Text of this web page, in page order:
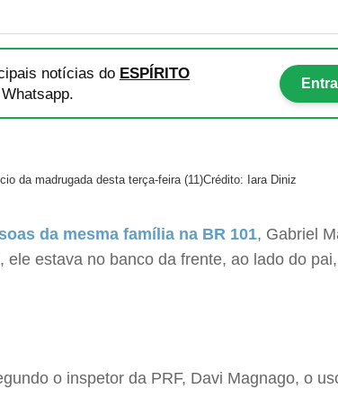
notícias do ESPÍRITO
da madrugada desta terça-feira (11)Crédito: Iara Diniz
da mesma família na BR 101, Gabriel
estava no banco da frente, ao lado do
o inspetor da PRF, Davi Magnago, o